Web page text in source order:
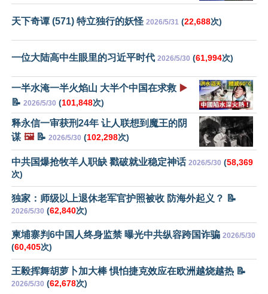
天下奇谭 (571) 特立独行的妖怪 2026/5/31 (22,688次)
一位大陆高中生眼里的习近平时代 2026/5/30 (61,994次)
一半水淹一半火焰山 大半个中国在求救 ▶️
📝 2026/5/30 (101,848次)
释永信一审获刑24年 让人联想到魔王的阴
谋 🖼️📝 2026/5/30 (102,298次)
中共国爆抢牧羊人职缺 戳破就业稳定神话 2026/5/30 (58,369
次)
独家：师级以上退休老军官护照被收 防海外起义？ 📝
2026/5/30 (62,840次)
柬埔寨判6中国人终身监禁 曝光中共纵容跨国诈骗 2026/5/30
(60,405次)
王毅挥舞胡萝卜加大棒 惧怕捷克效应在欧洲越烧越热 📝
2026/5/30 (62,678次)